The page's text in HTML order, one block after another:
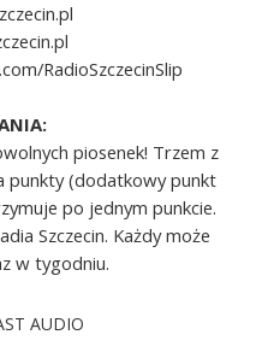
RadioSzczecinSlip
piosenek! Trzem z
punkty (dodatkowy punkt
po jednym punkcie.
Szczecin. Każdy może
w tygodniu.
AUDIO